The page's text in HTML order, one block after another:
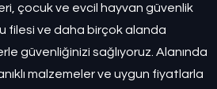
çocuk ve evcil hayvan güvenlik
filesi ve daha birçok alanda
güvenliğinizi sağlıyoruz. Alanında
malzemeler ve uygun fiyatlarla